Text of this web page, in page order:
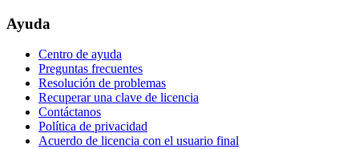
Ayuda
Centro de ayuda
Preguntas frecuentes
Resolución de problemas
Recuperar una clave de licencia
Contáctanos
Política de privacidad
Acuerdo de licencia con el usuario final